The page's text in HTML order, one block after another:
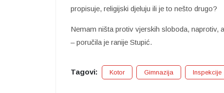
propisuje, religijski djeluju ili je to nešto drugo?
Nemam ništa protiv vjerskih sloboda, naprotiv,
– poručila je ranije Stupić.
Tagovi: Kotor Gimnazija Inspekcije